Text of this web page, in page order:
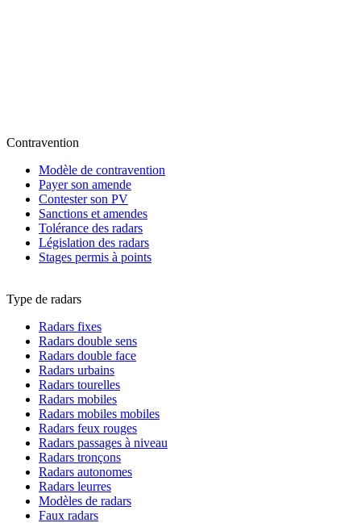
Contravention
Modèle de contravention
Payer son amende
Contester son PV
Sanctions et amendes
Tolérance des radars
Législation des radars
Stages permis à points
Type de radars
Radars fixes
Radars double sens
Radars double face
Radars urbains
Radars tourelles
Radars mobiles
Radars mobiles mobiles
Radars feux rouges
Radars passages à niveau
Radars tronçons
Radars autonomes
Radars leurres
Modèles de radars
Faux radars